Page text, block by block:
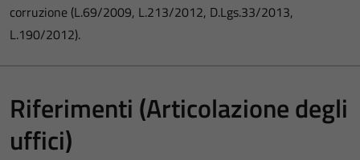
corruzione (L.69/2009, L.213/2012, D.Lgs.33/2013,
L.190/2012).
Riferimenti (Articolazione degli
uffici)